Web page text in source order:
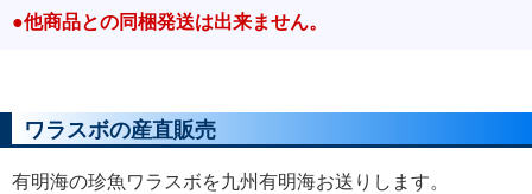
●他商品との同梱発送は出来ません。
ワラスボの産直販売
有明海の珍魚ワラスボを九州有明海お送りします。